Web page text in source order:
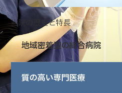
当院の歴史と特長
地域密着型の総合病院
質の高い専門医療